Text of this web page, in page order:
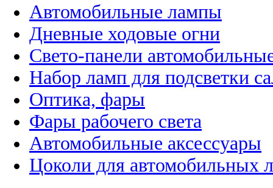
Автомобильные лампы
Дневные ходовые огни
Свето-панели
Набор ламп для подсветки
Оптика, фары
Фары рабочего света
Автомобильные аксессуары
Цоколи для автомобильных